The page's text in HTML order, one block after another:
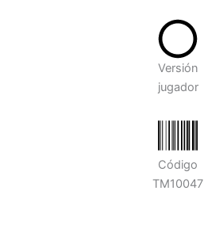
Versión
jugador
Código
TM10047